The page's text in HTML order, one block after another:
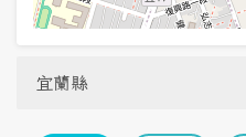
宜蘭縣